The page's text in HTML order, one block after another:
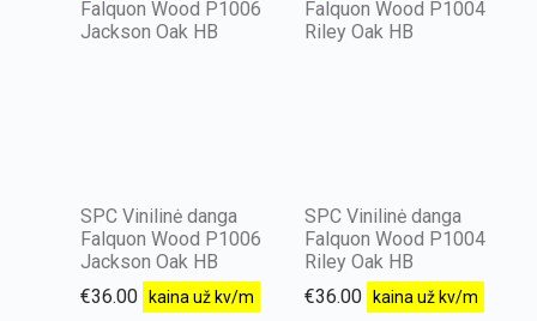
SPC Vinilinė danga
Falquon Wood P1006
Jackson Oak HB
€36.00 kaina už kv/m
SPC Vinilinė danga
Falquon Wood P1004
Riley Oak HB
€36.00 kaina už kv/m